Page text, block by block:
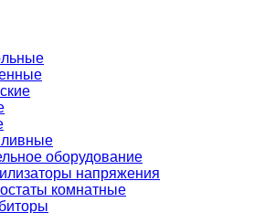
оборудование
напряжения
комнатные